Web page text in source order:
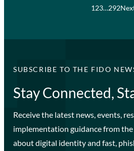
123…292
SUBSCRIBE TO THE FIDO
Stay Connected,
Receive the latest news, events,
implementation guidance from
about digital identity and fast,